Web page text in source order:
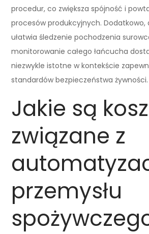
procedur, co zwiększa spójność i
procesów produkcyjnych.
ułatwia śledzenie pochodzenia
monitorowanie całego łańcucha
niezwykle istotne w kontekście
standardów bezpieczeństwa żywności.
Jakie są
związane z
przemysłu